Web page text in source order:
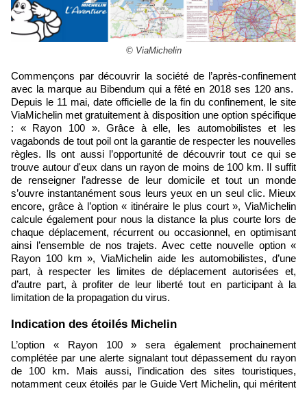
© ViaMichelin
Commençons par découvrir la société de l’après-confinement
avec la marque au Bibendum qui a fêté en 2018 ses 120 ans.
Depuis le 11 mai, date officielle de la fin du confinement, le site
ViaMichelin met gratuitement à disposition une option spécifique
: « Rayon 100 ». Grâce à elle, les automobilistes et les
vagabonds de tout poil ont la garantie de respecter les nouvelles
règles. Ils ont aussi l’opportunité de découvrir tout ce qui se
trouve autour d'eux dans un rayon de moins de 100 km. Il suffit
de renseigner l’adresse de leur domicile et tout un monde
s’ouvre instantanément sous leurs yeux en un seul clic. Mieux
encore, grâce à l’option « itinéraire le plus court », ViaMichelin
calcule également pour nous la distance la plus courte lors de
chaque déplacement, récurrent ou occasionnel, en optimisant
ainsi l’ensemble de nos trajets. Avec cette nouvelle option «
Rayon 100 km », ViaMichelin aide les automobilistes, d’une
part, à respecter les limites de déplacement autorisées et,
d’autre part, à profiter de leur liberté tout en participant à la
limitation de la propagation du virus.
​Indication des étoilés Michelin
L’option « Rayon 100 » sera également prochainement
complétée par une alerte signalant tout dépassement du rayon
de 100 km. Mais aussi, l’indication des sites touristiques,
notamment ceux étoilés par le Guide Vert Michelin, qui méritent